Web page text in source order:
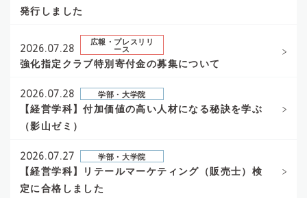
発行しました
2026.07.28
広報・プレスリリ
ース
強化指定クラブ特別寄付金の募集について
2026.07.28 学部・大学院
【経営学科】付加価値の高い人材になる秘訣を学ぶ
（影山ゼミ）
2026.07.27 学部・大学院
【経営学科】リテールマーケティング（販売士）検
定に合格しました